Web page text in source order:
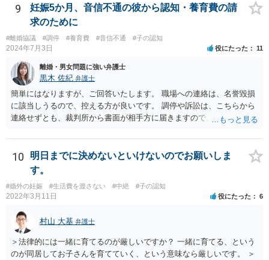
ちまちです。 弊所の場合、交渉をお受けするとなると20万円くらいが
多いかと思います。
9
妊娠5か月、音信不通の彼から認知・養育費の請
求のために
#離婚協議 #調停 #養育費 #音信不通 #子の認知
2024年7月3日 役にたった 11
離婚・男女問題に強い弁護士
黒木 佐紀 弁護士
簡単にはなりますが、ご回答いたします。 職場への連絡は、名誉毀損
に該当しうるので、控える方が良いです。 調停や訴訟は、こちらから
連絡せずとも、裁判所から書面が相手方に届きますので、連絡不要で
いのであれば、調停や訴訟をするしかないかと思います。
10
明日までに決めないといけないのでお願いしま
す。
#婚外の妊娠 #生活費を渡さない #中絶 #子の認知
2022年3月11日 役にたった 6
村山 大基 弁護士
＞法律的には一緒に育てるのが厳しいですか？ 一緒に育てる、という
のが同居してお子さんを育てていく、という意味なら厳しいです。 ＞